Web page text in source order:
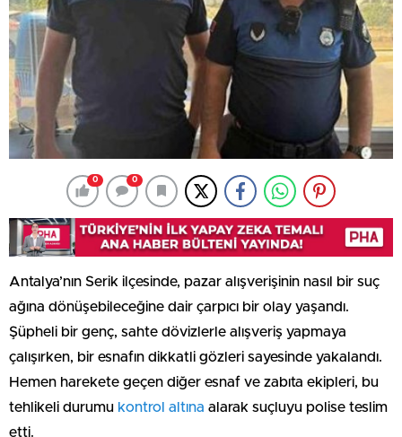
0 0
Antalya’nın Serik ilçesinde, pazar alışverişinin nasıl bir suç
ağına dönüşebileceğine dair çarpıcı bir olay yaşandı.
Şüpheli bir genç, sahte dövizlerle alışveriş yapmaya
çalışırken, bir esnafın dikkatli gözleri sayesinde yakalandı.
Hemen harekete geçen diğer esnaf ve zabıta ekipleri, bu
tehlikeli durumu kontrol altına alarak suçluyu polise teslim
etti.